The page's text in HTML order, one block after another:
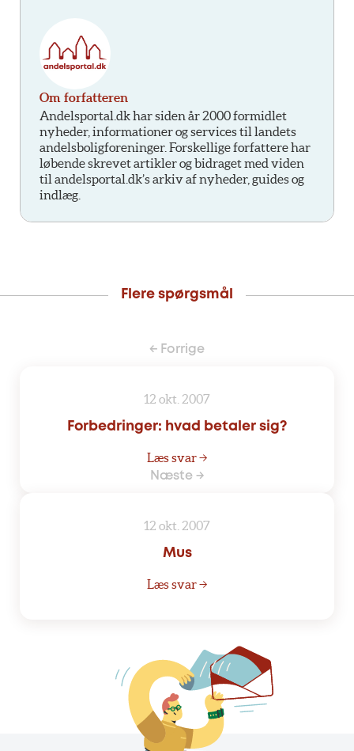
Om forfatteren
Andelsportal.dk har siden år 2000 formidlet
nyheder, informationer og services til landets
andelsboligforeninger. Forskellige forfattere har
løbende skrevet artikler og bidraget med viden
til andelsportal.dk’s arkiv af nyheder, guides og
indlæg.
Flere spørgsmål
← Forrige
12 okt. 2007
Forbedringer: hvad betaler sig?
Læs svar →
Næste →
12 okt. 2007
Mus
Læs svar →